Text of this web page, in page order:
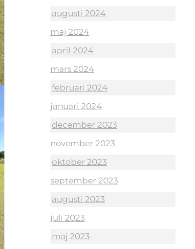
augusti 2024
maj 2024
april 2024
mars 2024
februari 2024
januari 2024
december 2023
november 2023
oktober 2023
september 2023
augusti 2023
juli 2023
maj 2023